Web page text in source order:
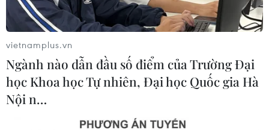
Các trường đại học bắt đầu công bố
điểm chuẩn xét tuyển năm 2026
Giáo dục trước thềm năm học mới:
Tái cấu trúc mạng lưới, đổi mới tư
vietnamplus.vn
Ngành nào dẫn đầu số điểm của Trường Đại
học Khoa học Tự nhiên, Đại học Quốc gia Hà
Nội n…